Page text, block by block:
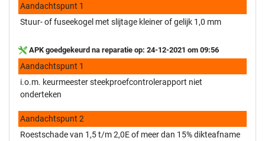
Aandachtspunt 1
Stuur- of fuseekogel met slijtage kleiner of gelijk 1,0 mm
APK goedgekeurd na reparatie op: 24-12-2021 om 09:56
Aandachtspunt 1
i.o.m. keurmeester steekproefcontrolerapport niet
onderteken
Aandachtspunt 2
Roestschade van 1,5 t/m 2,0E of meer dan 15% dikteafname